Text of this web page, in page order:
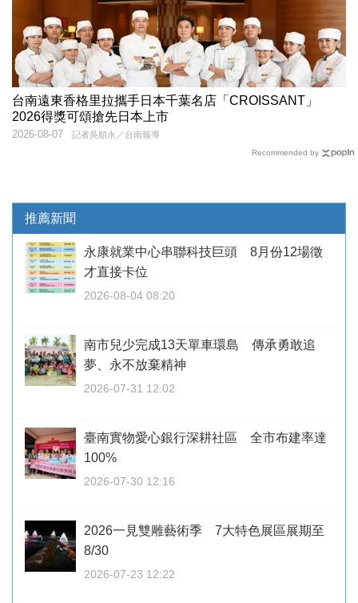
台南遠東香格里拉攜手日本千葉名店「CROISSANT」
2026得獎可頌搶先日本上市
記者吳順永／台南報導
2026-08-07
Recommended by
推薦新聞
永康就業中心串聯科技巨頭 8月份12場徵
才直接卡位
2026-08-04 08:20
南市兒少完成13天單車環島 傳承勇敢追
夢、永不放棄精神
2026-07-31 12:02
臺南實物愛心銀行深耕社區 全市布建率達
100%
2026-07-30 12:16
2026一見雙雕藝術季 7大特色展區展期至
8/30
2026-07-23 12:22